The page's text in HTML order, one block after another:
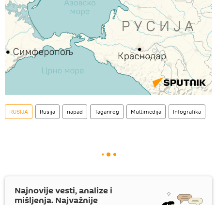
RUSIJA Rusija napad Taganrog Multimedija Infografika
Najnovije vesti, analize i
mišljenja. Najvažnije